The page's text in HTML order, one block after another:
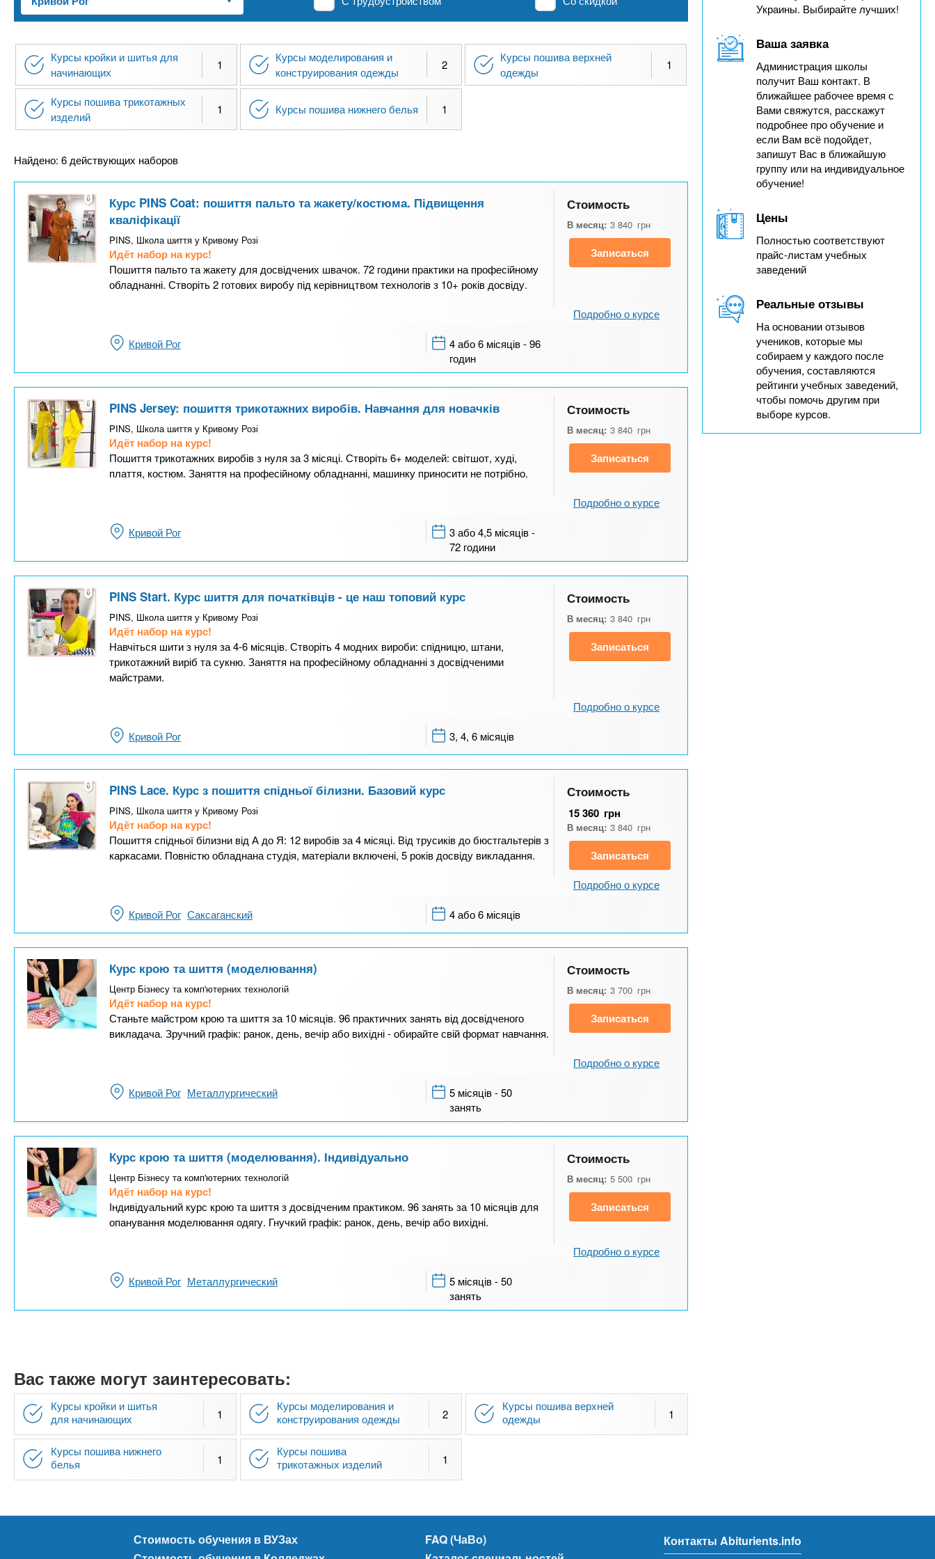
n
t
s
.
i
n
o
х
з
а
е
е
и
й
Курсы кройки и шитья для
начинающих
1
Курсы моделирования и
конструирования одежды
2
Курсы пошива верхней
одежды
1
Курсы пошива трикотажных
изделий
1 Курсы пошива нижнего белья 1
Найдено: 6 действующих наборов
Курс PINS Coat: пошиття пальто та жакету/костюма. Підвищення
кваліфікації
PINS, Школа шиття у Кривому Розі
Идёт набор на курс!
Пошиття пальто та жакету для досвідчених швачок. 72 години практики на професійному
обладнанні. Створіть 2 готових виробу під керівництвом технологів з 10+ років досвіду.
Стоимость
В месяц: 3 840 грн
Записаться
Подробно о курсе
Кривой Рог
4 або 6 місяців - 96
годин
PINS Jersey: пошиття трикотажних виробів. Навчання для новачків
PINS, Школа шиття у Кривому Розі
Идёт набор на курс!
Пошиття трикотажних виробів з нуля за 3 місяці. Створіть 6+ моделей: світшот, худі,
плаття, костюм. Заняття на професійному обладнанні, машинку приносити не потрібно.
Стоимость
В месяц: 3 840 грн
Записаться
Подробно о курсе
Кривой Рог
3 або 4,5 місяців -
72 години
PINS Start. Курс шиття для початківців - це наш топовий курс
PINS, Школа шиття у Кривому Розі
Идёт набор на курс!
Навчіться шити з нуля за 4-6 місяців. Створіть 4 модних вироби: спідницю, штани,
трикотажний виріб та сукню. Заняття на професійному обладнанні з досвідченими
майстрами.
Стоимость
В месяц: 3 840 грн
Записаться
Подробно о курсе
Кривой Рог 3, 4, 6 місяців
PINS Lace. Курс з пошиття спідньої білизни. Базовий курс
PINS, Школа шиття у Кривому Розі
Идёт набор на курс!
Пошиття спідньої білизни від А до Я: 12 виробів за 4 місяці. Від трусиків до бюстгальтерів з
каркасами. Повністю обладнана студія, матеріали включені, 5 років досвіду викладання.
Стоимость
15 360 грн
В месяц: 3 840 грн
Записаться
Подробно о курсе
Кривой Рог Саксаганский 4 або 6 місяців
Курс крою та шиття (моделювання)
Центр Бізнесу та комп'ютерних технологій
Идёт набор на курс!
Станьте майстром крою та шиття за 10 місяців. 96 практичних занять від досвідченого
викладача. Зручний графік: ранок, день, вечір або вихідні - обирайте свій формат навчання.
Стоимость
В месяц: 3 700 грн
Записаться
Подробно о курсе
Кривой Рог Металлургический
5 місяців - 50
занять
Курс крою та шиття (моделювання). Індивідуально
Центр Бізнесу та комп'ютерних технологій
Идёт набор на курс!
Індивідуальний курс крою та шиття з досвідченим практиком. 96 занять за 10 місяців для
опанування моделювання одягу. Гнучкий графік: ранок, день, вечір або вихідні.
Стоимость
В месяц: 5 500 грн
Записаться
Подробно о курсе
Кривой Рог Металлургический
5 місяців - 50
занять
Вас также могут заинтересовать:
Курсы кройки и шитья
для начинающих
1
Курсы моделирования и
конструирования одежды
2
Курсы пошива верхней
одежды
1
Курсы пошива нижнего
белья
1
Курсы пошива
трикотажных изделий
1
Украины. Выбирайте лучших!
Ваша заявка
Администрация школы
получит Ваш контакт. В
ближайшее рабочее время с
Вами свяжутся, расскажут
подробнее про обучение и
если Вам всё подойдет,
запишут Вас в ближайшую
группу или на индивидуальное
обучение!
Цены
Полностью соответствуют
прайс-листам учебных
заведений
Реальные отзывы
На основании отзывов
учеников, которые мы
собираем у каждого после
обучения, составляются
рейтинги учебных заведений,
чтобы помочь другим при
выборе курсов.
Стоимость обучения в ВУЗах
FAQ (ЧаВо)
Контакты Abiturients.info